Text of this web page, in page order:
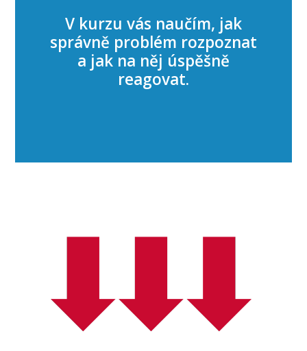
V kurzu vás naučím, jak
správně problém rozpoznat
a jak na něj úspěšně
reagovat.